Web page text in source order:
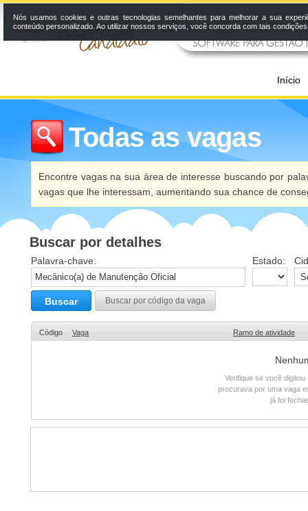
Início
Todas as vagas
Encontre vagas na sua área de interesse buscando por
vagas que lhe interessam, aumentando sua chance de
Buscar por detalhes
Palavra-chave: Estado:
Buscar Buscar por código da vaga
Código Vaga Ramo de atividade
Verifique se você
procurava por uma vaga
já foi
Nós usamos cookies e outras tecnologias semelhantes para melhorar a sua
conteúdo personalizado. Ao utilizar nossos serviços, você concorda com tais